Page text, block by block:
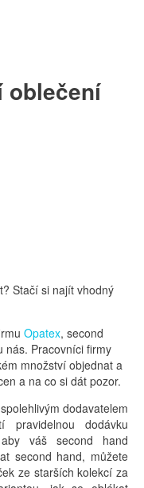
oblečení
Stačí si najít vhodný
Opatex, second
nás. Pracovníci firmy
množství objednat a
a na co si dát pozor.
dodavatelem
dodávku
váš second hand
second hand, můžete
ze starších kolekcí za